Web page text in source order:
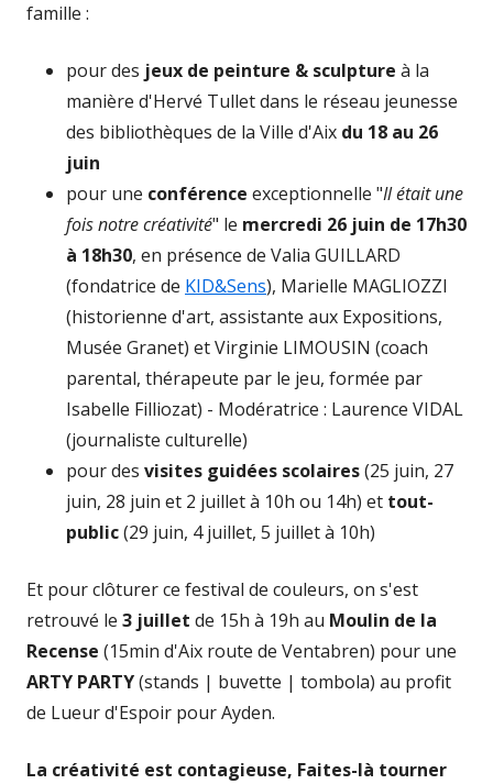
famille :
pour des jeux de peinture & sculpture à la
manière d'Hervé Tullet dans le réseau jeunesse
des bibliothèques de la Ville d'Aix du 18 au 26
juin
pour une conférence exceptionnelle "Il était une
fois notre créativité" le mercredi 26 juin de 17h30
à 18h30, en présence de Valia GUILLARD
(fondatrice de KID&Sens), Marielle MAGLIOZZI
(historienne d'art, assistante aux Expositions,
Musée Granet) et Virginie LIMOUSIN (coach
parental, thérapeute par le jeu, formée par
Isabelle Filliozat) - Modératrice : Laurence VIDAL
(journaliste culturelle)
pour des visites guidées scolaires(25 juin, 27
juin, 28 juin et 2 juillet à 10h ou 14h) et tout-
public(29 juin, 4 juillet, 5 juillet à 10h)
Et pour clôturer ce festival de couleurs, on s'est
retrouvé le 3 juillet de 15h à 19h au Moulin de la
Recense (15min d'Aix route de Ventabren) pour une
ARTY PARTY(stands | buvette | tombola) au profit
de Lueur d'Espoir pour Ayden.
La créativité est contagieuse, Faites-là tourner